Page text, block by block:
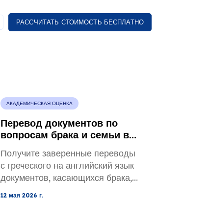
РАССЧИТАТЬ СТОИМОСТЬ БЕСПЛАТНО
АКАДЕМИЧЕСКАЯ ОЦЕНКА
Перевод документов по
вопросам брака и семьи в
Получите заверенные переводы
с греческого на английский язык
документов, касающихся брака,
12 мая 2026 г.